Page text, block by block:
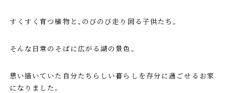
すくすく育つ植物と、のびのび走り回る子供たち。
そんな日常のそばに広がる湖の景色。
思い描いていた自分たちらしい暮らしを存分に過ごせるお家
になりました。